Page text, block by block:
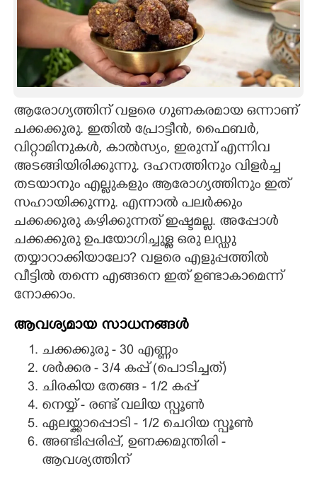
ASTRO
CARTOONS
LITERATURE
ZOOM
ആരോഗ്യത്തിന് വളരെ ഗുണകരമായ ഒന്നാണ്
ചക്കക്കുരു. ഇതിൽ പ്രോട്ടീൻ,​ ഫെെബർ,​
വിറ്റാമിനുകൾ, കാൽസ്യം,​ ഇരുമ്പ് എന്നിവ
അടങ്ങിയിരിക്കുന്നു. ദഹനത്തിനും വിളർച്ച
തടയാനും എല്ലുകളും ആരോഗ്യത്തിനും ഇത്
സഹായിക്കുന്നു. എന്നാൽ പലർക്കും
ചക്കക്കുരു കഴിക്കുന്നത് ഇഷ്ടമല്ല. അപ്പോൾ
ചക്കക്കുരു ഉപയോഗിച്ചുള്ള ഒരു ലഡ്ഡു
തയ്യാറാക്കിയാലോ? വളരെ എളുപ്പത്തിൽ
വീട്ടിൽ തന്നെ എങ്ങനെ ഇത് ഉണ്ടാകാമെന്ന്
നോക്കാം.
ആവശ്യമായ സാധനങ്ങൾ
ചക്കക്കുരു - 30 എണ്ണം
ശർക്കര - 3/4 കപ്പ് (പൊടിച്ചത്)
ചിരകിയ തേങ്ങ - 1/2 കപ്പ്
നെയ്യ് - രണ്ട് വലിയ സ്പൂൺ
ഏലയ്ക്കാപ്പൊടി - 1/2 ചെറിയ സ്പൂൺ
അണ്ടിപ്പരിപ്പ്, ഉണക്കമുന്തിരി -
ആവശ്യത്തിന്